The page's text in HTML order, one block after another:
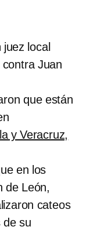
local
contra Juan
que están
y Veracruz,
en los
de León,
cateos
de su